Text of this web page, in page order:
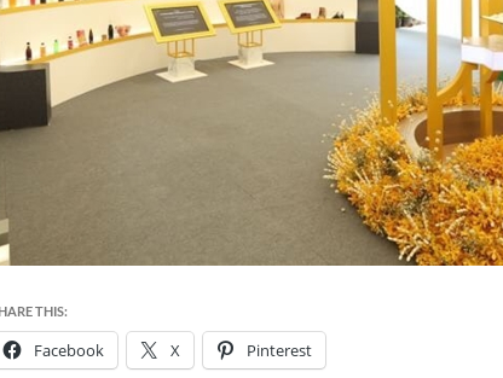
THIS:
Facebook X Pinterest